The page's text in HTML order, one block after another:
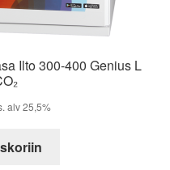
Ilto 300-400 Genius L
alv 25,5%